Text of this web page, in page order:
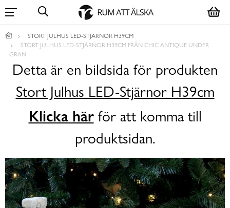
STORT JULHUS LED-STJÄRNOR H39CM
STORT JULHUS LED-STJÄRNOR H39CM FRÅN CHIC ANTIQUE UNDER
GRAN
Detta är en bildsida för produkten
Stort Julhus LED-Stjärnor H39cm
Klicka härför att komma till
produktsidan.